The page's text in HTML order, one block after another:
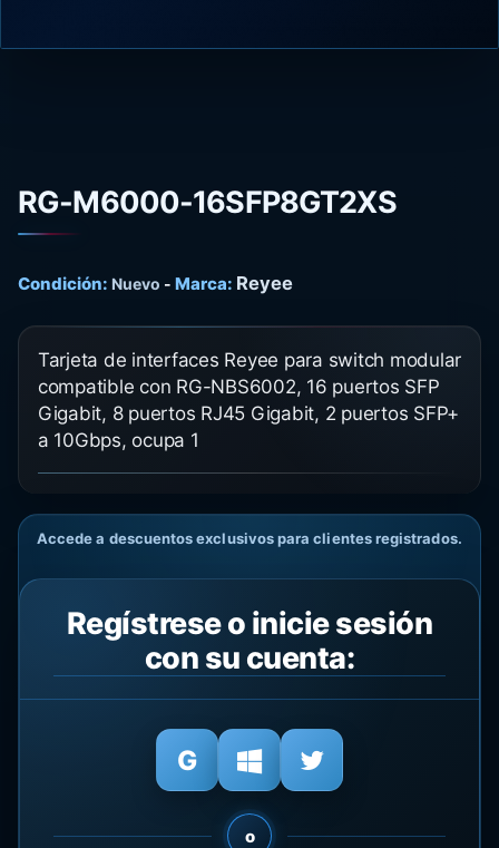
RG-M6000-16SFP8GT2XS
Condición: Nuevo - Marca: Reyee
Tarjeta de interfaces Reyee para switch modular
compatible con RG-NBS6002, 16 puertos SFP
Gigabit, 8 puertos RJ45 Gigabit, 2 puertos SFP+
a 10Gbps, ocupa 1
Accede a descuentos exclusivos para clientes registrados.
Regístrese o inicie sesión
con su cuenta:
o